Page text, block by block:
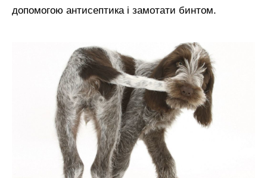
допомогою антисептика і замотати бинтом.